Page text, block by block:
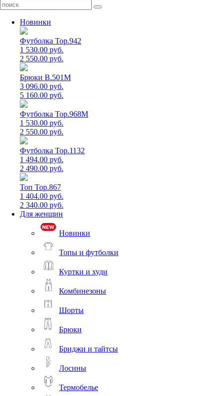
Новинки
Футболка Top.942
1 530.00 руб.
2 550.00 руб.
Брюки B.501M
3 096.00 руб.
5 160.00 руб.
Футболка Top.968M
1 530.00 руб.
2 550.00 руб.
Футболка Top.1132
1 494.00 руб.
2 490.00 руб.
Топ Top.867
1 404.00 руб.
2 340.00 руб.
Для женщин
Новинки
Топы и футболки
Куртки и худи
Комбинезоны
Шорты
Брюки
Бриджи и тайтсы
Лосины
Термобелье